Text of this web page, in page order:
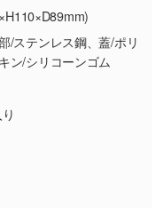
いたいキャラク
いるデータは切
ない／塗り足
も小さい場
れば拡張が可
/ステンレス鋼、蓋/ポリ
ン/シリコーンゴム